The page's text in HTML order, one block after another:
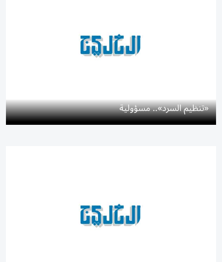
«تنظيم السرد».. مسؤولية